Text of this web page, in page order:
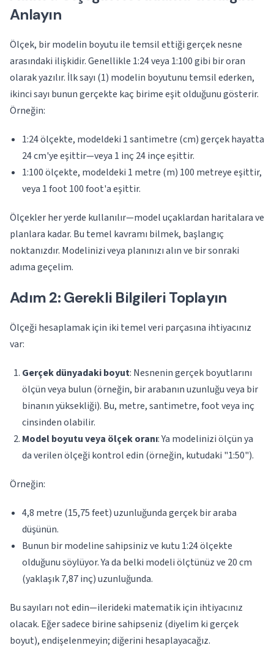
Anlayın
Ölçek, bir modelin boyutu ile temsil ettiği gerçek nesne
arasındaki ilişkidir. Genellikle 1:24 veya 1:100 gibi bir oran
olarak yazılır. İlk sayı (1) modelin boyutunu temsil ederken,
ikinci sayı bunun gerçekte kaç birime eşit olduğunu gösterir.
Örneğin:
1:24 ölçekte, modeldeki 1 santimetre (cm) gerçek hayatta
24 cm'ye eşittir—veya 1 inç 24 inçe eşittir.
1:100 ölçekte, modeldeki 1 metre (m) 100 metreye eşittir,
veya 1 foot 100 foot'a eşittir.
Ölçekler her yerde kullanılır—model uçaklardan haritalara ve
planlara kadar. Bu temel kavramı bilmek, başlangıç
noktanızdır. Modelinizi veya planınızı alın ve bir sonraki
adıma geçelim.
Adım 2: Gerekli Bilgileri Toplayın
Ölçeği hesaplamak için iki temel veri parçasına ihtiyacınız
var:
Gerçek dünyadaki boyut: Nesnenin gerçek boyutlarını
ölçün veya bulun (örneğin, bir arabanın uzunluğu veya bir
binanın yüksekliği). Bu, metre, santimetre, foot veya inç
cinsinden olabilir.
Model boyutu veya ölçek oranı: Ya modelinizi ölçün ya
da verilen ölçeği kontrol edin (örneğin, kutudaki "1:50").
Örneğin:
4,8 metre (15,75 feet) uzunluğunda gerçek bir araba
düşünün.
Bunun bir modeline sahipsiniz ve kutu 1:24 ölçekte
olduğunu söylüyor. Ya da belki modeli ölçtünüz ve 20 cm
(yaklaşık 7,87 inç) uzunluğunda.
Bu sayıları not edin—ilerideki matematik için ihtiyacınız
olacak. Eğer sadece birine sahipseniz (diyelim ki gerçek
boyut), endişelenmeyin; diğerini hesaplayacağız.